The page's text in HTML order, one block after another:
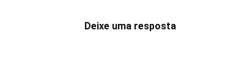
Deixe uma resposta